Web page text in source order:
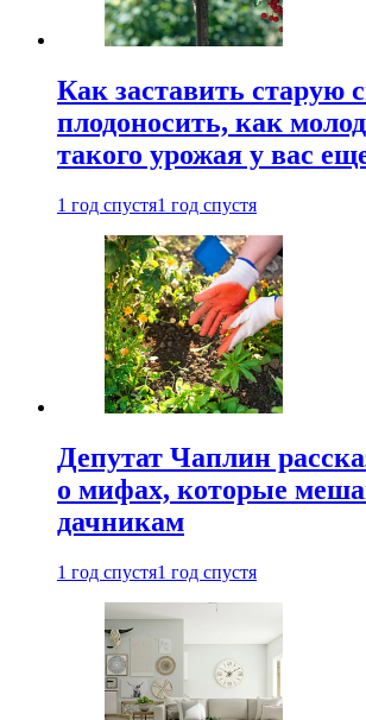
Как заставить старую
плодоносить, как
такого урожая у вас
1 год спустя1 год спустя
Депутат Чаплин
о мифах, которые
дачникам
1 год спустя1 год спустя